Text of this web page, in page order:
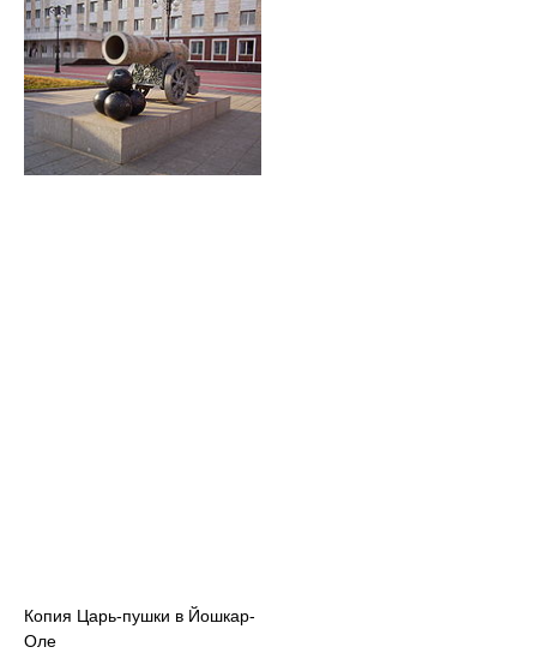
Копия Царь-пушки в Йошкар-
Оле